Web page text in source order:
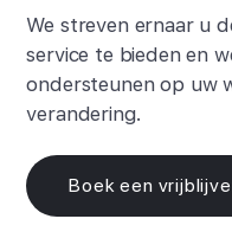
We streven ernaar u
service te bieden en
ondersteunen op uw
verandering.
Boek een